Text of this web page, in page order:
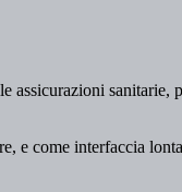
assicurazioni sanitarie,
e come interfaccia